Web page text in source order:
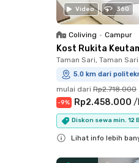
Video 360
Coliving • Campur
Kost Rukita
Taman Sari, Taman Sari
5.0 km dari
mulai dari Rp2.718.000
-9% Rp2.458.000 /
Diskon sewa min. 12
Lihat info lebih